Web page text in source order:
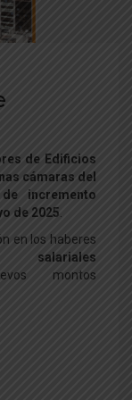
de Edificios
cámaras del
incremento
de 2025
en los haberes
salariales
montos